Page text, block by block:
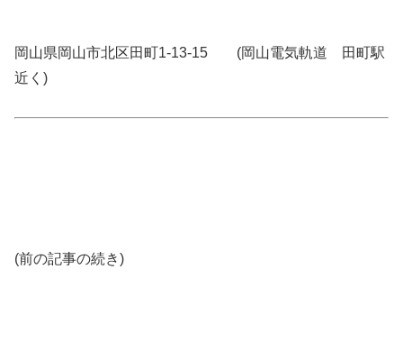
岡山県岡山市北区田町1-13-15 (岡山電気軌道 田町駅
近く)
(前の記事の続き)